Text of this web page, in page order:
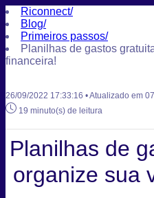
Riconnect/
Blog/
Primeiros passos/
Planilhas de gastos
financeira!
26/09/2022 17:33:16 • Atualizado em
19 minuto(s) de leitura
Planilhas de
organize sua